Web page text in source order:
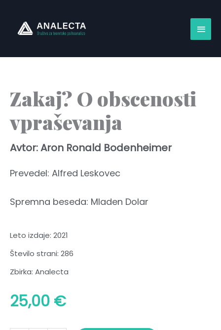
content
Main
Zakaj? O obscenosti
vpraševanja
Avtor: Aron Ronald Bodenheimer
Prevedel: Alfred Leskovec
Spremna beseda: Mladen Dolar
Leto izdaje: 2021
Število strani: 286
Zbirka: Analecta
25,00 €